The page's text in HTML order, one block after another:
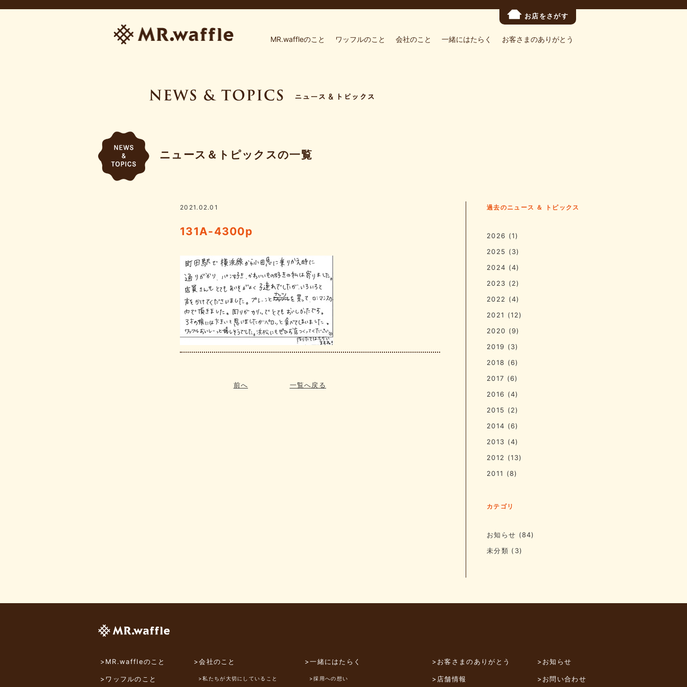
お店をさがす
MR.waffleのこと ワッフルのこと 会社のこと 一緒にはたらく お客さまのありがとう
ニュース＆トピックスの一覧
2021.02.01
131A-4300p
前へ 一覧へ戻る
過去のニュース ＆ トピックス
2026 (1)
2025 (3)
2024 (4)
2023 (2)
2022 (4)
2021 (12)
2020 (9)
2019 (3)
2018 (6)
2017 (6)
2016 (4)
2015 (2)
2014 (6)
2013 (4)
2012 (13)
2011 (8)
カテゴリ
お知らせ (84)
未分類 (3)
>MR.waffleのこと
>ワッフルのこと
>会社のこと
>私たちが大切にしていること
>一緒にはたらく
>採用への想い
>お客さまのありがとう
>店舗情報
>お知らせ
>お問い合わせ